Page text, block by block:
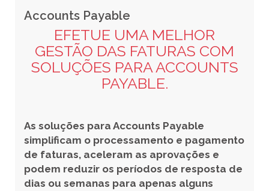
Accounts Payable
EFETUE UMA MELHOR
GESTÃO DAS FATURAS COM
SOLUÇÕES PARA ACCOUNTS
PAYABLE.
As soluções para Accounts Payable
simplificam o processamento e pagamento
de faturas, aceleram as aprovações e
podem reduzir os períodos de resposta de
dias ou semanas para apenas alguns